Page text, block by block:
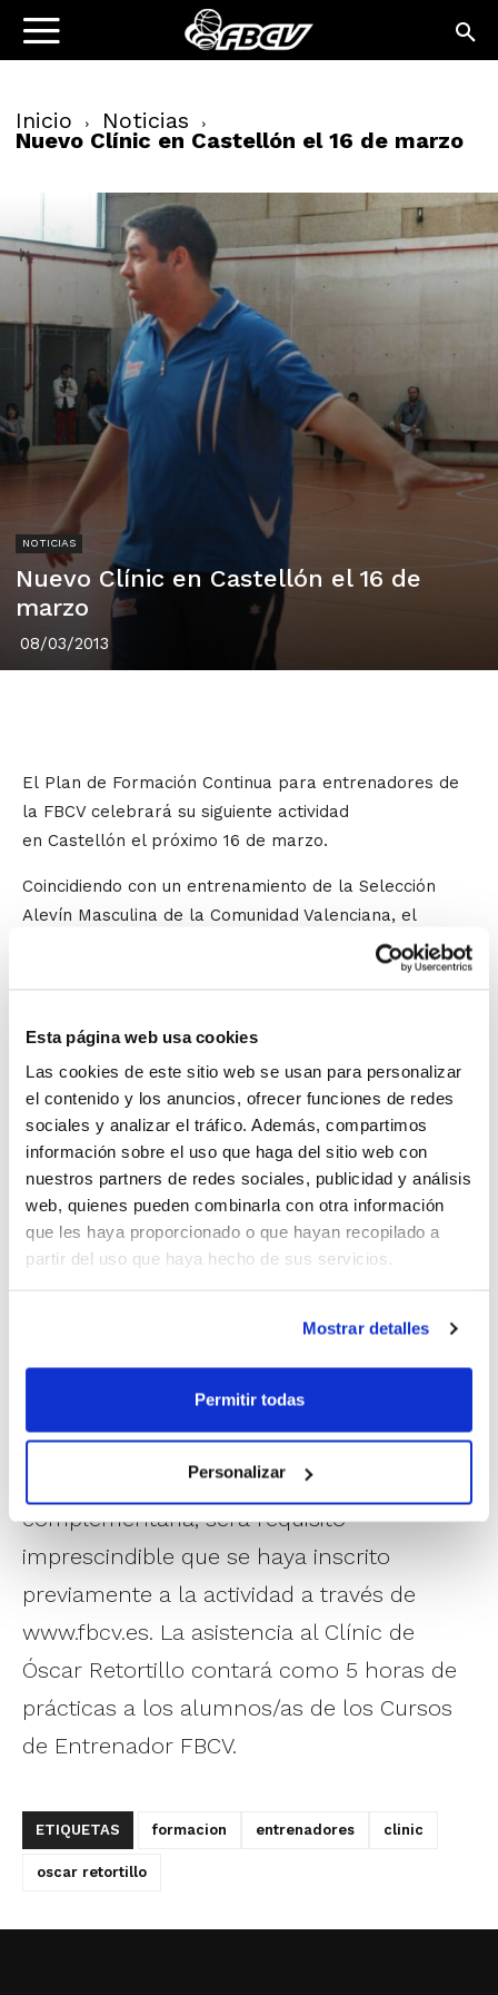
Esta página web usa cookies
Las cookies de este sitio web se usan para personalizar
el contenido y los anuncios, ofrecer funciones de redes
sociales y analizar el tráfico. Además, compartimos
información sobre el uso que haga del sitio web con
nuestros partners de redes sociales, publicidad y análisis
web, quienes pueden combinarla con otra información
que les haya proporcionado o que hayan recopilado a
partir del uso que haya hecho de sus servicios.
Mostrar detalles
Permitir todas
Personalizar
Inicio Noticias
Nuevo Clínic en Castellón el 16 de marzo
NOTICIAS
Nuevo Clínic en Castellón el 16 de
marzo
08/03/2013
El Plan de Formación Continua para entrenadores de
la FBCV celebrará su siguiente actividad
en Castellón el próximo 16 de marzo.
Coincidiendo con un entrenamiento de la Selección
Alevín Masculina de la Comunidad Valenciana, el
mostrará cómo se
trabajan los Fundamentos colectivos, contextualizando
La Selección Alevín está ultimando la
preparación para el Campeonato de
España de Selecciones Autonómicas
Minibasket, por lo que será una buena
oportunidad para seguir en vivo uno de los
entrenamientos, y conocer cómo el
seleccionador trabaja en la pista los
interiorizados por los jugadores/as.
Cualquier persona que quiera contabilizar
la asistencia como horas de prácticas o
como acreditación de formación
complementaria, será requisito
imprescindible que se haya inscrito
previamente a la actividad a través de
www.fbcv.es. La asistencia al Clínic de
Óscar Retortillo contará como 5 horas de
prácticas a los alumnos/as de los Cursos
de Entrenador FBCV.
ETIQUETAS formacion entrenadores clinic
oscar retortillo